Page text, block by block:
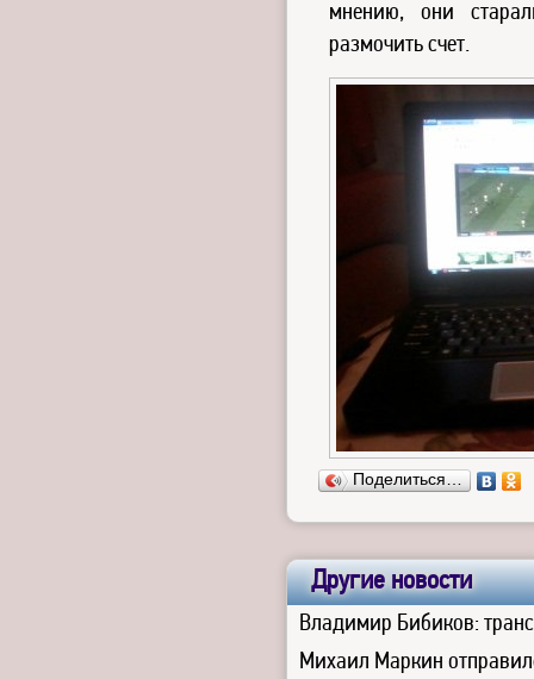
мнению, они
размочить счет.
Поделиться…
Другие новости
Владимир Бибиков:
Михаил Маркин